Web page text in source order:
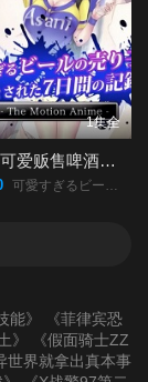
1集全
超可爱贩售啤酒女孩堕落七日记
可愛すぎるビールの売り子が堕とされた7日間の記録/
》
《菲律宾恐
》
《假面骑士ZZ
世界就拿出真本事